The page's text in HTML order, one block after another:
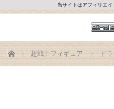
当サイトはアフィリエ
ホーム 超戦士フィギュア ド